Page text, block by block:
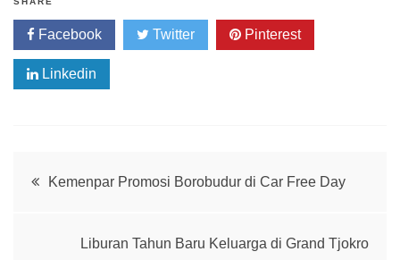
Facebook Twitter Pinterest
Linkedin
PostKemenpar Promosi Borobudur di Car Free Day
Liburan Tahun Baru Keluarga di Grand Tjokro